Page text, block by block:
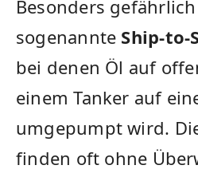
Besonders
sogenannte Ship-to-
bei denen Öl auf
einem Tanker auf
umgepumpt wird.
finden oft ohne